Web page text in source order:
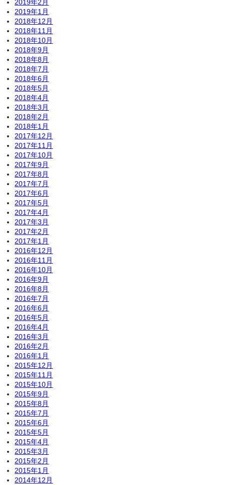
2019年2月
2019年1月
2018年12月
2018年11月
2018年10月
2018年9月
2018年8月
2018年7月
2018年6月
2018年5月
2018年4月
2018年3月
2018年2月
2018年1月
2017年12月
2017年11月
2017年10月
2017年9月
2017年8月
2017年7月
2017年6月
2017年5月
2017年4月
2017年3月
2017年2月
2017年1月
2016年12月
2016年11月
2016年10月
2016年9月
2016年8月
2016年7月
2016年6月
2016年5月
2016年4月
2016年3月
2016年2月
2016年1月
2015年12月
2015年11月
2015年10月
2015年9月
2015年8月
2015年7月
2015年6月
2015年5月
2015年4月
2015年3月
2015年2月
2015年1月
2014年12月